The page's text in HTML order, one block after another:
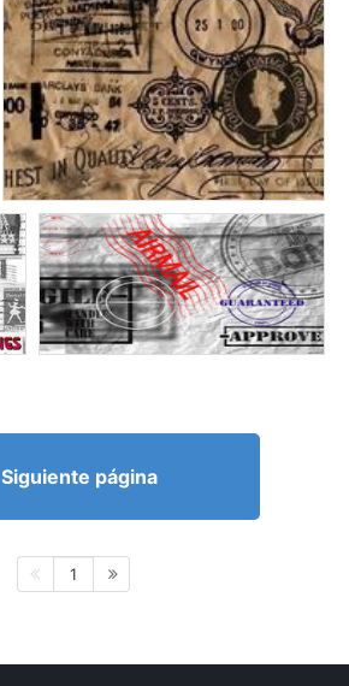
Siguiente página
1